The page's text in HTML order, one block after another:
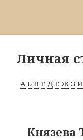
Личная
А Б В Г Д Е Ж З И
Князева